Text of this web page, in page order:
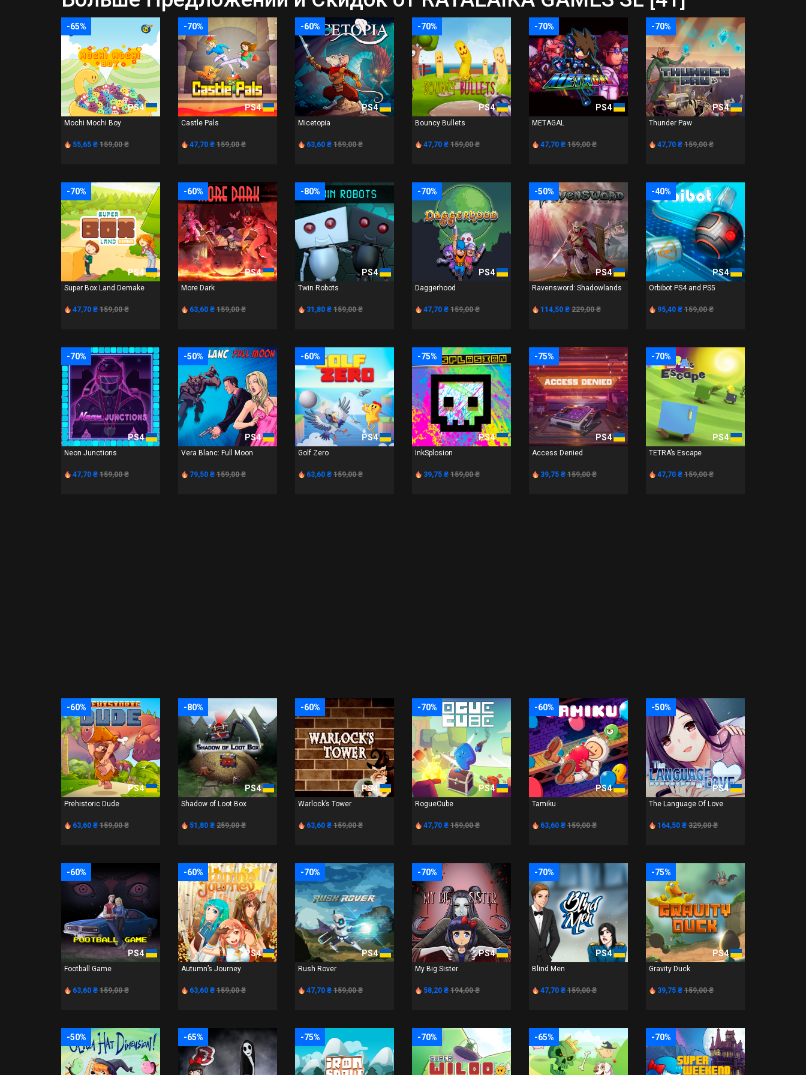
-65%
PS4
Mochi Mochi Boy
55,65 ₴ 159,00 ₴
-70%
PS4
Castle Pals
47,70 ₴ 159,00 ₴
-60%
PS4
Micetopia
63,60 ₴ 159,00 ₴
-70%
PS4
Bouncy Bullets
47,70 ₴ 159,00 ₴
-70%
PS4
METAGAL
47,70 ₴ 159,00 ₴
-70%
PS4
Thunder Paw
47,70 ₴ 159,00 ₴
-70%
PS4
Super Box Land Demake
47,70 ₴ 159,00 ₴
-60%
PS4
More Dark
63,60 ₴ 159,00 ₴
-80%
PS4
Twin Robots
31,80 ₴ 159,00 ₴
-70%
PS4
Daggerhood
47,70 ₴ 159,00 ₴
-50%
PS4
Ravensword: Shadowlands
114,50 ₴ 229,00 ₴
-40%
PS4
Orbibot PS4 and PS5
95,40 ₴ 159,00 ₴
-70%
PS4
Neon Junctions
47,70 ₴ 159,00 ₴
-50%
PS4
Vera Blanc: Full Moon
79,50 ₴ 159,00 ₴
-60%
PS4
Golf Zero
63,60 ₴ 159,00 ₴
-75%
PS4
InkSplosion
39,75 ₴ 159,00 ₴
-75%
PS4
Access Denied
39,75 ₴ 159,00 ₴
-70%
PS4
TETRA’s Escape
47,70 ₴ 159,00 ₴
-60%
PS4
Prehistoric Dude
63,60 ₴ 159,00 ₴
-80%
PS4
Shadow of Loot Box
51,80 ₴ 259,00 ₴
-60%
PS4
Warlock’s Tower
63,60 ₴ 159,00 ₴
-70%
PS4
RogueCube
47,70 ₴ 159,00 ₴
-60%
PS4
Tamiku
63,60 ₴ 159,00 ₴
-50%
PS4
The Language Of Love
164,50 ₴ 329,00 ₴
-60%
PS4
Football Game
63,60 ₴ 159,00 ₴
-60%
PS4
Autumn’s Journey
63,60 ₴ 159,00 ₴
-70%
PS4
Rush Rover
47,70 ₴ 159,00 ₴
-70%
PS4
My Big Sister
58,20 ₴ 194,00 ₴
-70%
PS4
Blind Men
47,70 ₴ 159,00 ₴
-75%
PS4
Gravity Duck
39,75 ₴ 159,00 ₴
-50% -65% -75% -70% -65% -70%